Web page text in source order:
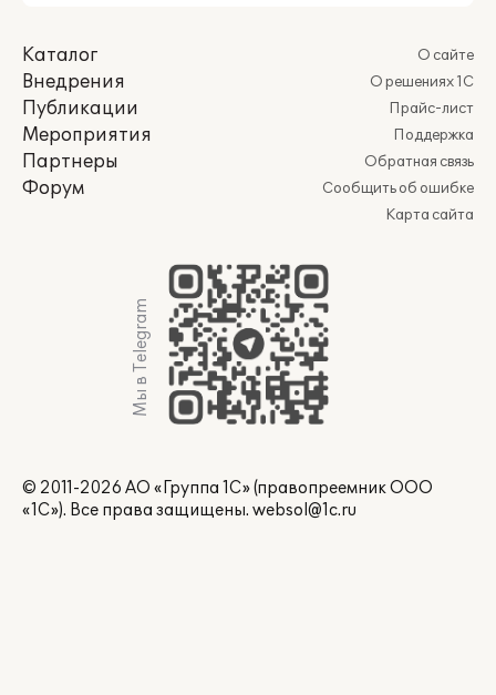
Каталог
Внедрения
Публикации
Мероприятия
Партнеры
Форум
О сайте
О решениях 1С
Прайс-лист
Поддержка
Обратная связь
Сообщить об ошибке
Карта сайта
Мы в Telegram
© 2011-2026 АО «Группа 1С» (правопреемник ООО
«1С»). Все права защищены. websol@1c.ru